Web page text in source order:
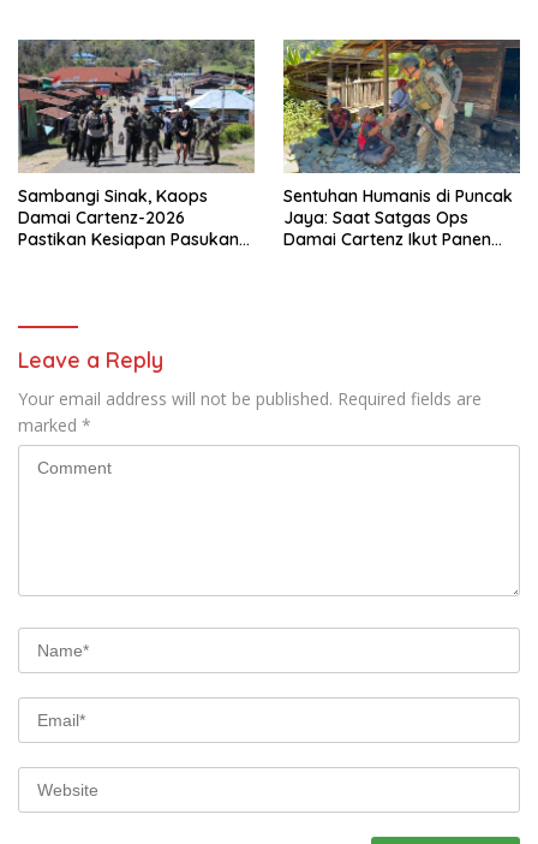
Sambangi Sinak, Kaops
Damai Cartenz-2026
Pastikan Kesiapan Pasukan
Sentuhan Humanis di Puncak
Jaya: Saat Satgas Ops
Damai Cartenz Ikut Panen
Leave a Reply
Your email address will not be published. Required fields are
marked *